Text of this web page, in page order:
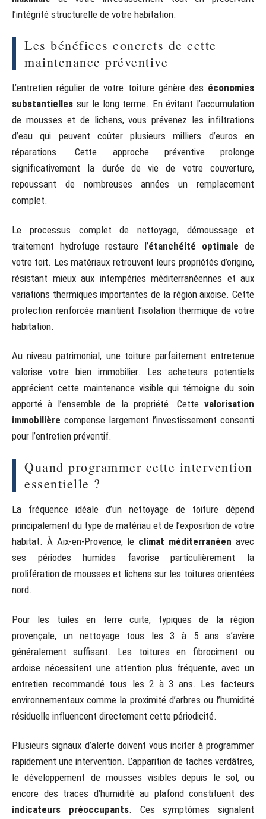
l’intégrité structurelle de votre habitation.
Les bénéfices concrets de cette
maintenance préventive
L’entretien régulier de votre toiture génère des économies
substantielles sur le long terme. En évitant l’accumulation
de mousses et de lichens, vous prévenez les infiltrations
d’eau qui peuvent coûter plusieurs milliers d’euros en
réparations. Cette approche préventive prolonge
significativement la durée de vie de votre couverture,
repoussant de nombreuses années un remplacement
complet.
Le processus complet de nettoyage, démoussage et
traitement hydrofuge restaure l’étanchéité optimale de
votre toit. Les matériaux retrouvent leurs propriétés d’origine,
résistant mieux aux intempéries méditerranéennes et aux
variations thermiques importantes de la région aixoise. Cette
protection renforcée maintient l’isolation thermique de votre
habitation.
Au niveau patrimonial, une toiture parfaitement entretenue
valorise votre bien immobilier. Les acheteurs potentiels
apprécient cette maintenance visible qui témoigne du soin
apporté à l’ensemble de la propriété. Cette valorisation
immobilière compense largement l’investissement consenti
pour l’entretien préventif.
Quand programmer cette intervention
essentielle ?
La fréquence idéale d’un nettoyage de toiture dépend
principalement du type de matériau et de l’exposition de votre
habitat. À Aix-en-Provence, le climat méditerranéen avec
ses périodes humides favorise particulièrement la
prolifération de mousses et lichens sur les toitures orientées
nord.
Pour les tuiles en terre cuite, typiques de la région
provençale, un nettoyage tous les 3 à 5 ans s’avère
généralement suffisant. Les toitures en fibrociment ou
ardoise nécessitent une attention plus fréquente, avec un
entretien recommandé tous les 2 à 3 ans. Les facteurs
environnementaux comme la proximité d’arbres ou l’humidité
résiduelle influencent directement cette périodicité.
Plusieurs signaux d’alerte doivent vous inciter à programmer
rapidement une intervention. L’apparition de taches verdâtres,
le développement de mousses visibles depuis le sol, ou
encore des traces d’humidité au plafond constituent des
indicateurs préoccupants. Ces symptômes signalent